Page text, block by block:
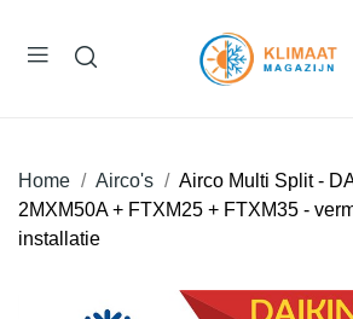
Home Airco's
Airco Multi Split -
2MXM50A + FTXM25 + FTXM35 -
installatie